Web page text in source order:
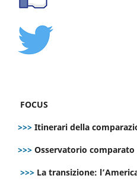
FOCUS
>>> Itinerari della
>>> Osservatorio comparato
>>> La transizione: